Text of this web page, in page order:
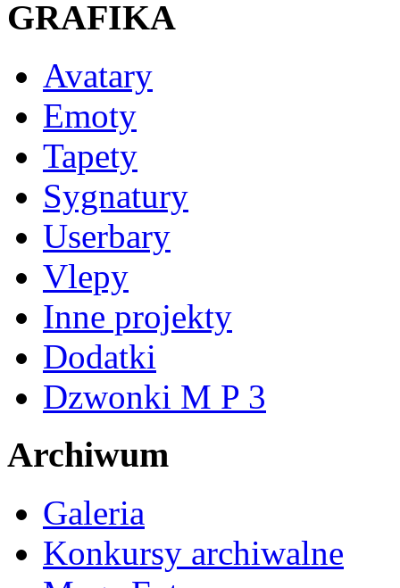
GRAFIKA
Avatary
Emoty
Tapety
Sygnatury
Userbary
Vlepy
Inne projekty
Dodatki
Dzwonki M P 3
Archiwum
Galeria
Konkursy archiwalne